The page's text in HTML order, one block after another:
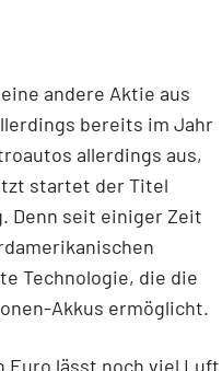
andere Aktie aus
bereits im Jahr
allerdings aus,
startet der Titel
Denn seit einiger Zeit
Technologie, die die
Akkus ermöglicht.
Euro lässt noch viel Luft